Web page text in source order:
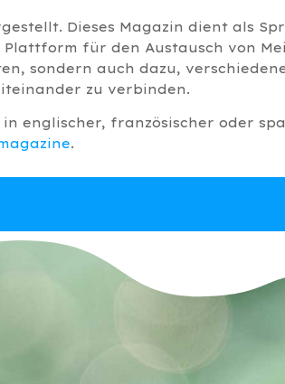
Dieses Magazin dient als
für den Austausch von
sondern auch dazu,
zu verbinden.
englischer, französischer oder
.